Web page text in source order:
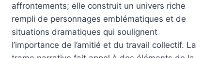
affrontements; elle construit un univers riche
rempli de personnages emblématiques et de
situations dramatiques qui soulignent
l’importance de l’amitié et du travail collectif. La